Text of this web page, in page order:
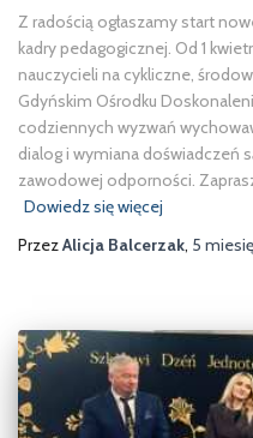
Z radością ogłaszamy start
kadry pedagogicznej. Od 1
nauczycieli na cykliczne,
Gdyńskim Ośrodku
codziennych wyzwań
dialog i wymiana doświadczeń
zawodowej odporności.
Dowiedz się więcej
PrzezAlicja Balcerzak, 5